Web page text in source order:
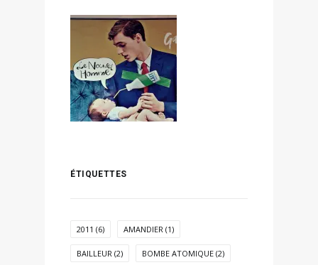
ÉTIQUETTES
2011 (6) AMANDIER (1)
BAILLEUR (2) BOMBE ATOMIQUE (2)